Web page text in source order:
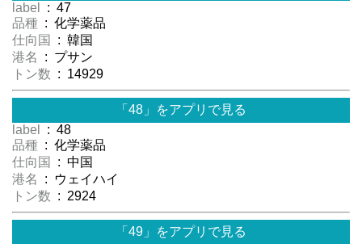
label
: 47
品種 : 化学薬品
仕向国
: 韓国
港名
: プサン
トン数 : 14929
「48」をアプリで見る
label
: 48
品種 : 化学薬品
仕向国
: 中国
港名
: ウェイハイ
トン数 : 2924
「49」をアプリで見る